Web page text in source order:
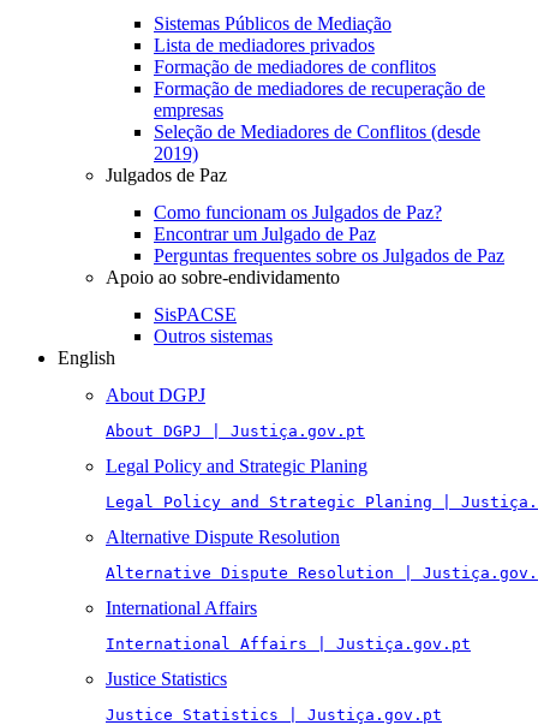
Sistemas Públicos de Mediação
Lista de mediadores privados
Formação de mediadores de conflitos
Formação de mediadores de recuperação de
empresas
Seleção de Mediadores de Conflitos (desde
2019)
Julgados de Paz
Como funcionam os Julgados de Paz?
Encontrar um Julgado de Paz
Perguntas frequentes sobre os Julgados de Paz
Apoio ao sobre-endividamento
SisPACSE
Outros sistemas
English
About DGPJ
About DGPJ | Justiça.gov.pt
Legal Policy and Strategic Planing
Legal Policy and Strategic Planing |
Alternative Dispute Resolution
Alternative Dispute Resolution |
International Affairs
International Affairs | Justiça.gov.pt
Justice Statistics
Justice Statistics | Justiça.gov.pt